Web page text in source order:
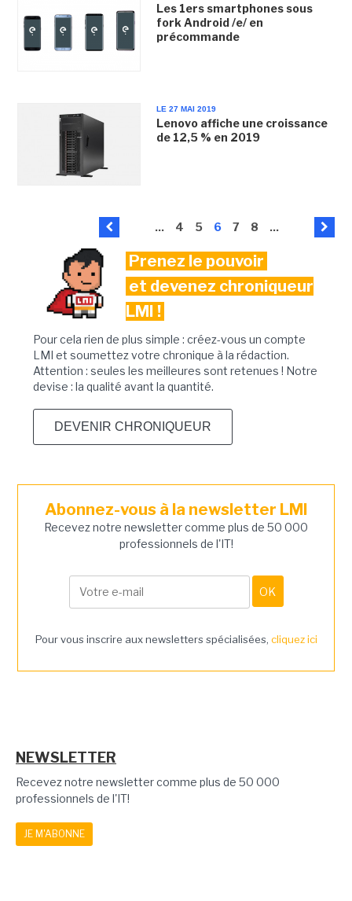
Les 1ers smartphones sous
fork Android /e/ en
précommande
LE 27 MAI 2019
Lenovo affiche une croissance
de 12,5 % en 2019
... 4 5 6 7 8 ...
Prenez le pouvoir
et devenez chroniqueur
LMI !
Pour cela rien de plus simple : créez-vous un compte
LMI et soumettez votre chronique à la rédaction.
Attention : seules les meilleures sont retenues ! Notre
devise : la qualité avant la quantité.
DEVENIR CHRONIQUEUR
Abonnez-vous à la newsletter LMI
Recevez notre newsletter comme plus de 50 000
professionnels de l'IT!
Pour vous inscrire aux newsletters spécialisées, cliquez ici
NEWSLETTER
Recevez notre newsletter comme plus de 50 000
professionnels de l'IT!
JE M'ABONNE